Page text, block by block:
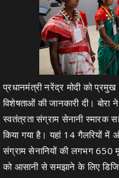
प्रधानमंत्री नरेंद्र मोदी को
विशेषताओं की जानकारी दी। बोरा
स्वतंत्रता संग्राम सेनानी स्मारक
किया गया है। यहां 14 गैलरियों
संग्राम सेनानियों की लगभग 650
को आसानी से समझाने के लिए